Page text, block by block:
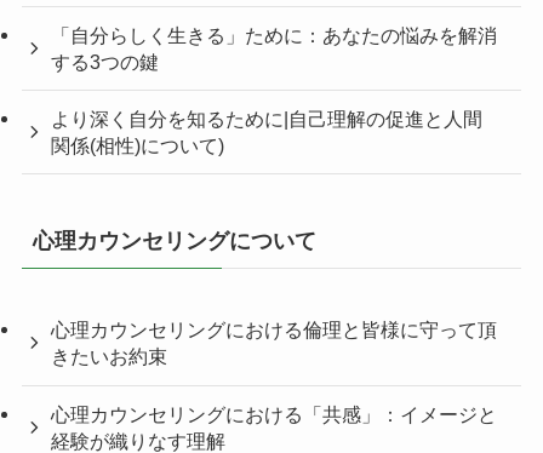
「自分らしく生きる」ために：あなたの悩みを解消
する3つの鍵
より深く自分を知るために|自己理解の促進と人間
関係(相性)について)
心理カウンセリングについて
心理カウンセリングにおける倫理と皆様に守って頂
きたいお約束
心理カウンセリングにおける「共感」：イメージと
経験が織りなす理解